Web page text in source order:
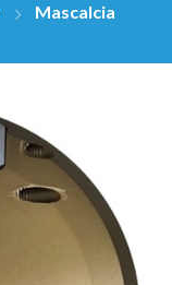
Mascalcia